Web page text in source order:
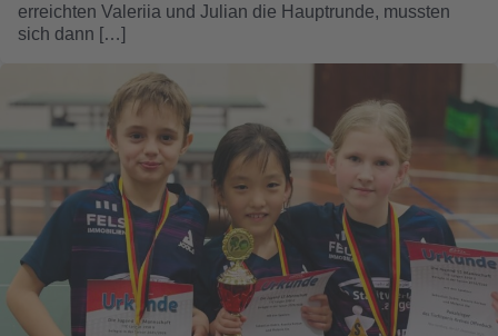
erreichten Valeriia und Julian die Hauptrunde, mussten
sich dann […]